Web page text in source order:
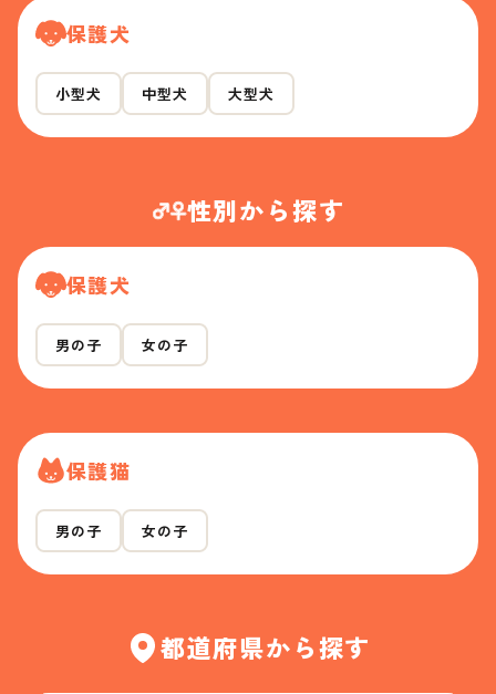
保護犬
小型犬 中型犬 大型犬
性別から探す
保護犬
男の子 女の子
保護猫
男の子 女の子
都道府県から探す